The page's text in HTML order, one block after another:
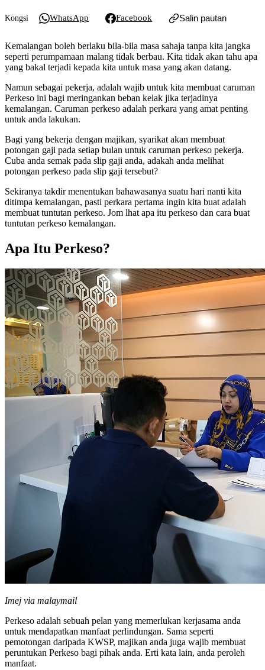
Kongsi WhatsApp Facebook Salin pautan
Kemalangan boleh berlaku bila-bila masa sahaja tanpa kita jangka
seperti perumpamaan malang tidak berbau. Kita tidak akan tahu apa
yang bakal terjadi kepada kita untuk masa yang akan datang.
Namun sebagai pekerja, adalah wajib untuk kita membuat caruman
Perkeso ini bagi meringankan beban kelak jika terjadinya
kemalangan. Caruman perkeso adalah perkara yang amat penting
untuk anda lakukan.
Bagi yang bekerja dengan majikan, syarikat akan membuat
potongan gaji pada setiap bulan untuk caruman perkeso pekerja.
Cuba anda semak pada slip gaji anda, adakah anda melihat
potongan perkeso pada slip gaji tersebut?
Sekiranya takdir menentukan bahawasanya suatu hari nanti kita
ditimpa kemalangan, pasti perkara pertama ingin kita buat adalah
membuat tuntutan perkeso. Jom lhat apa itu perkeso dan cara buat
tuntutan perkeso kemalangan.
Apa Itu Perkeso?
Imej via malaymail
Perkeso adalah sebuah pelan yang memerlukan kerjasama anda
untuk mendapatkan manfaat perlindungan. Sama seperti
pemotongan daripada KWSP, majikan anda juga wajib membuat
peruntukan Perkeso bagi pihak anda. Erti kata lain, anda peroleh
manfaat.